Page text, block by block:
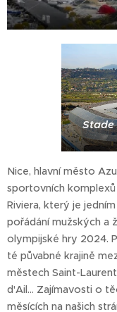
Stade
Nice, hlavní město
sportovních
Riviera, který je
pořádání mužských a
olympijské hry 2024.
té půvabné krajině
městech Saint-
d'Ail… Zajímavosti o
měsících na našich